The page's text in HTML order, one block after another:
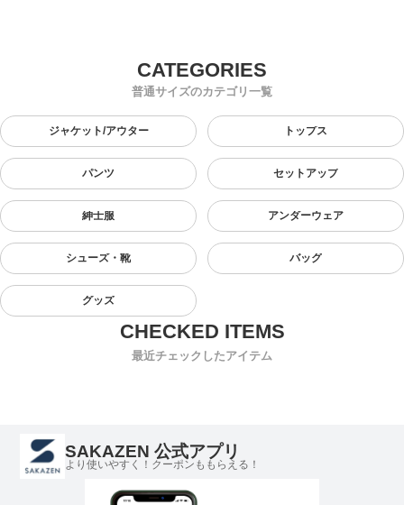
普通サイズのカテゴリ一覧
ジャケット/アウター トップス
パンツ セットアップ
紳士服 アンダーウェア
シューズ・靴 バッグ
グッズ
最近チェックしたアイテム
SAKAZEN 公式アプリ
より使いやすく！クーポンももらえる！